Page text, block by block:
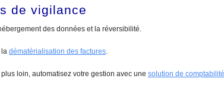
de vigilance
des données et la réversibilité.
la dématérialisation des factures.
plus loin, automatisez votre gestion avec une solution de